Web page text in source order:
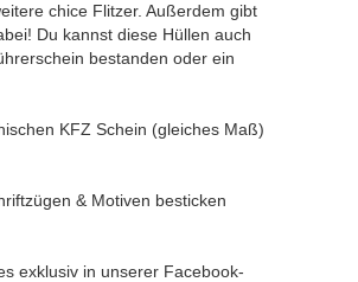
chice Flitzer. Außerdem gibt
Du kannst diese Hüllen auch
bestanden oder ein
KFZ Schein (gleiches Maß)
& Motiven besticken
exklusiv in unserer Facebook-